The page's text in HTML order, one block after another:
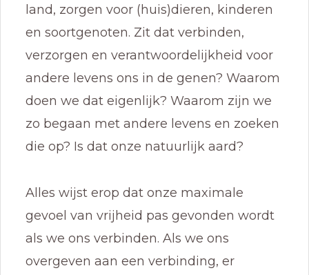
land, zorgen voor (huis)dieren, kinderen
en soortgenoten. Zit dat verbinden,
verzorgen en verantwoordelijkheid voor
andere levens ons in de genen? Waarom
doen we dat eigenlijk? Waarom zijn we
zo begaan met andere levens en zoeken
die op? Is dat onze natuurlijk aard?
Alles wijst erop dat onze maximale
gevoel van vrijheid pas gevonden wordt
als we ons verbinden. Als we ons
overgeven aan een verbinding, er